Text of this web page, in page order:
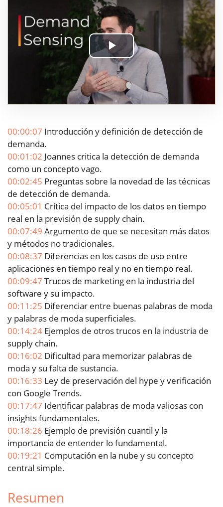
Play
Video
00:00:07 Introducción y definición de detección de
demanda.
00:01:02 Joannes critica la detección de demanda
como un concepto vago.
00:02:45 Preguntas sobre la novedad de las técnicas
de detección de demanda.
00:05:01 Crítica del impacto de los datos en tiempo
real en la previsión de supply chain.
00:07:49 Argumento de que se necesitan más datos
y métodos no tradicionales.
00:08:37 Diferencias en los casos de uso entre
aplicaciones en tiempo real y no en tiempo real.
00:09:47 Trucos de marketing en la industria del
software y su impacto.
00:11:25 Diferenciar entre buenas palabras de moda
y palabras de moda superficiales.
00:14:24 Ejemplos de otros trucos en la industria de
supply chain.
00:16:02 Dificultad para memorizar palabras de
moda y su falta de sustancia.
00:16:33 Ley de preservación del hype y verificación
con Google Trends.
00:17:47 Identificar palabras de moda valiosas con
insights fundamentales.
00:18:26 Ejemplo de previsión cuantil y la
importancia de entender lo fundamental.
00:19:21 Computación en la nube y su concepto
central simple.
Resumen